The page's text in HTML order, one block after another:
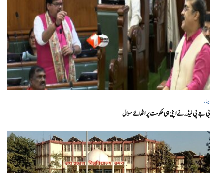
بہار
بی جے پی لیڈر نے اپنی ہی حکومت پر اٹھائے سوال